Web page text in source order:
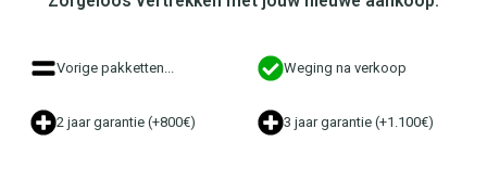
Vorige pakketten... Weging na verkoop
2 jaar garantie (+800€) 3 jaar garantie (+1.100€)